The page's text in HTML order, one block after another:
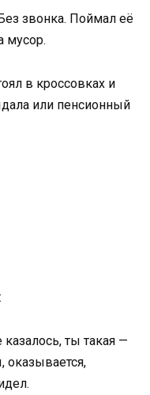
звонка. Поймал её
мусор.
в кроссовках и
или пенсионный
ты такая —
оказывается,